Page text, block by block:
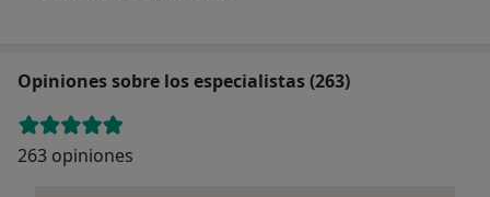
Opiniones sobre los especialistas (263)
263 opiniones